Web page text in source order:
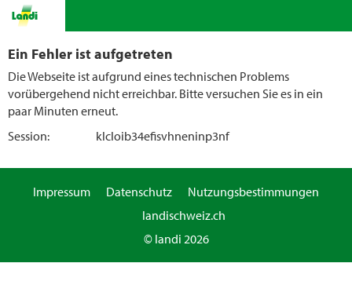
Ein Fehler ist aufgetreten
Die Webseite ist aufgrund eines technischen Problems
vorübergehend nicht erreichbar. Bitte versuchen Sie es in ein
paar Minuten erneut.
Session:
klcloib34efisvhneninp3nf
Impressum Datenschutz
Nutzungsbestimmungen
landischweiz.ch
© landi 2026